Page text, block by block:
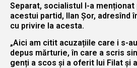
Separat, socialistul l-a
acestui partid, Ilan Șor, adresînd
cu privire la acesta.
„Aici am citit acuzațiile care i s-
depus mărturie, în care a scris
genți a scos și a oferit lui Filat și